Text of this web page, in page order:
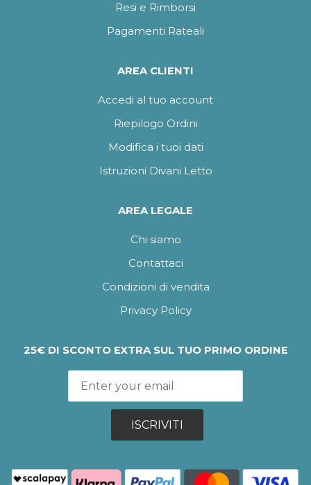
Resi e Rimborsi
Pagamenti Rateali
AREA CLIENTI
Accedi al tuo account
Riepilogo Ordini
Modifica i tuoi dati
Istruzioni Divani Letto
AREA LEGALE
Chi siamo
Contattaci
Condizioni di vendita
Privacy Policy
25€ DI SCONTO EXTRA SUL TUO PRIMO ORDINE
ISCRIVITI